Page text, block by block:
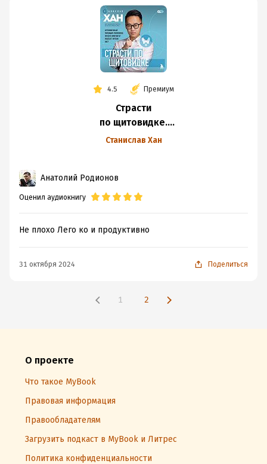
4.5 Премиум
Страсти
по щитовидке.
Аутоиммунный
иммунитет
работает
Станислав Хан
Анатолий Родионов
Оценил аудиокнигу
Не плохо Лего ко и продуктивно
31 октября 2024 Поделиться
1 2
О проекте
Что такое MyBook
Правовая информация
Правообладателям
Загрузить подкаст в MyBook и Литрес
Политика конфиденциальности